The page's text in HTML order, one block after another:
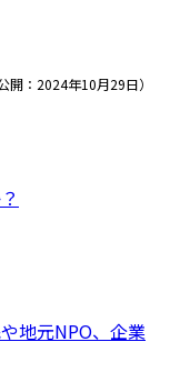
：2024年10月29日）
地元NPO、企業